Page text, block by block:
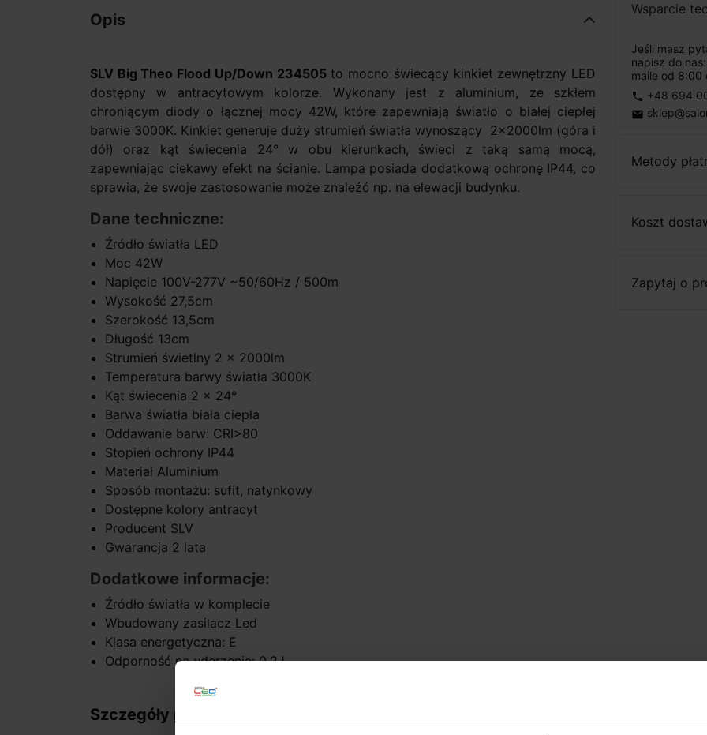
Wsparcie
Jeśli masz
napisz do
maile od 8:00
phone +48 694
email
Metody
Koszt
Zapytaj o
Opis
SLV Big Theo Flood Up/Down 234505to mocno świecący kinkiet zewnętrzny LED
dostępny w antracytowym kolorze. Wykonany jest z aluminium, ze szkłem
chroniącym diody o łącznej mocy 42W, które zapewniają światło o białej ciepłej
barwie 3000K. Kinkiet generuje duży strumień światła wynoszący 2x2000lm (góra i
dół) oraz kąt świecenia 24° w obu kierunkach, świeci z taką samą mocą,
zapewniając ciekawy efekt na ścianie. Lampa posiada dodatkową ochronę IP44, co
sprawia, że swoje zastosowanie może znaleźć np. na elewacji budynku.
Dane techniczne:
Źródło światła LED
Moc 42W
Napięcie 100V-277V ~50/60Hz / 500m
Wysokość 27,5cm
Szerokość 13,5cm
Długość 13cm
Strumień świetlny 2 x 2000lm
Temperatura barwy światła 3000K
Kąt świecenia 2 x 24°
Barwa światła biała ciepła
Oddawanie barw: CRI>80
Stopień ochrony IP44
Materiał Aluminium
Sposób montażu: sufit, natynkowy
Dostępne kolory antracyt
Producent SLV
Gwarancja 2 lata
Dodatkowe informacje:
Źródło światła w komplecie
Wbudowany zasilacz Led
Klasa energetyczna: E
Odporność na uderzenia: 0,2J
Szczegóły produktu